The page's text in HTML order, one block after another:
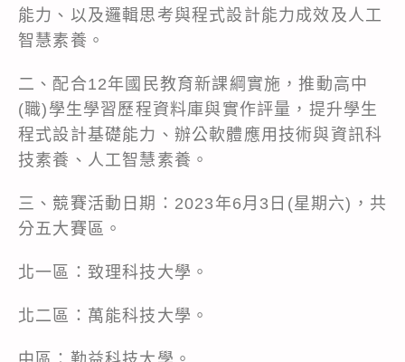
能力、以及邏輯思考與程式設計能力成效及人工
智慧素養。
二、配合12年國民教育新課綱實施，推動高中
(職)學生學習歷程資料庫與實作評量，提升學生
程式設計基礎能力、辦公軟體應用技術與資訊科
技素養、人工智慧素養。
三、競賽活動日期：2023年6月3日(星期六)，共
分五大賽區。
北一區：致理科技大學。
北二區：萬能科技大學。